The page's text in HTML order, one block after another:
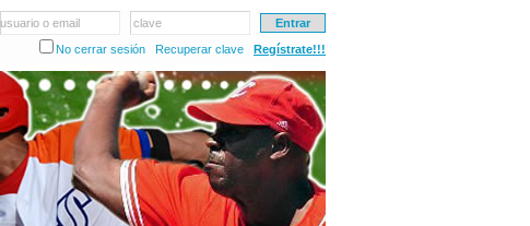
usuario o email
clave
No cerrar sesión
Recuperar clave Regístrate!!!